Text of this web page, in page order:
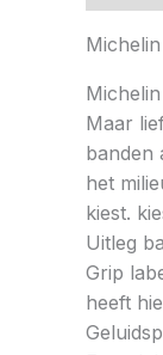
Maar
banden
het
kiest.
Uitleg
Grip
heeft